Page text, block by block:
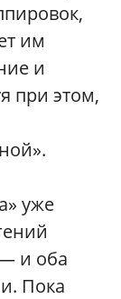
им
и
при этом,
уже
и оба
Пока